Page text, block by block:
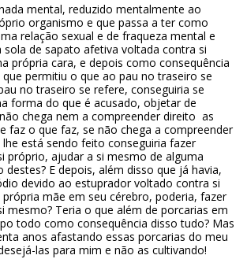
mental, reduzido mentalmente ao
organismo e que passa a ter como
relação sexual e de fraqueza mental e
sola de sapato afetiva voltada contra si
própria cara, e depois como consequência
permitiu o que ao pau no traseiro se
no traseiro se refere, conseguiria se
forma do que é acusado, objetar de
chega nem a compreender direito as
faz o que faz, se não chega a compreender
está sendo feito conseguiria fazer
próprio, ajudar a si mesmo de alguma
E depois, além disso que já havia,
devido ao estuprador voltado contra si
mãe em seu cérebro, poderia, fazer
mesmo? Teria o que além de porcarias em
todo como consequência disso tudo? Mas
anos afastando essas porcarias do meu
las para mim e não as cultivando!